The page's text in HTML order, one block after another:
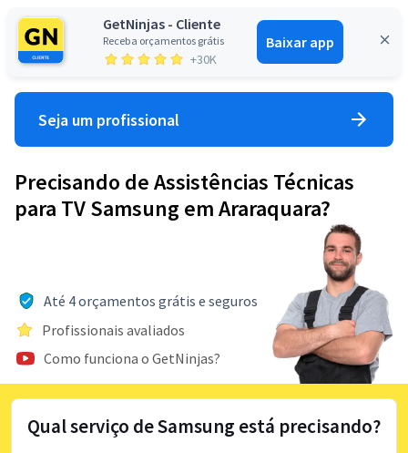
GetNinjas - Cliente
Receba orçamentos grátis
+30K
Baixar app
Entrar
Seja um profissional
Precisando de Assistências Técnicas
para TV Samsung em Araraquara?
Até 4 orçamentos grátis e seguros
Profissionais avaliados
Como funciona o GetNinjas?
Qual serviço de Samsung está precisando?